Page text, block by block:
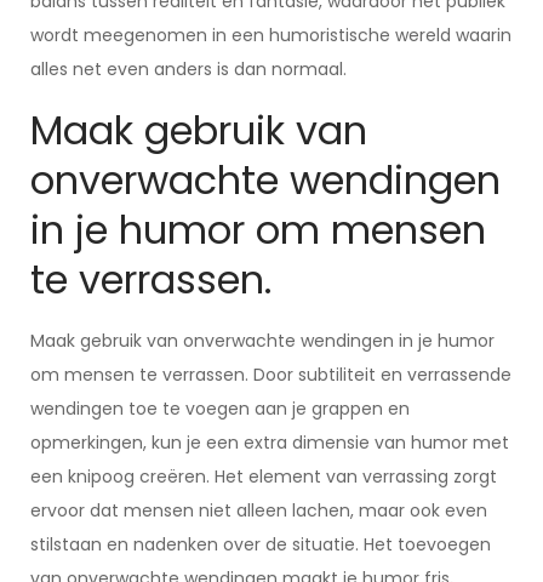
wordt meegenomen in een humoristische wereld waarin
alles net even anders is dan normaal.
Maak gebruik van
onverwachte wendingen
in je humor om mensen
te verrassen.
Maak gebruik van onverwachte wendingen in je humor
om mensen te verrassen. Door subtiliteit en verrassende
wendingen toe te voegen aan je grappen en
opmerkingen, kun je een extra dimensie van humor met
een knipoog creëren. Het element van verrassing zorgt
ervoor dat mensen niet alleen lachen, maar ook even
stilstaan en nadenken over de situatie. Het toevoegen